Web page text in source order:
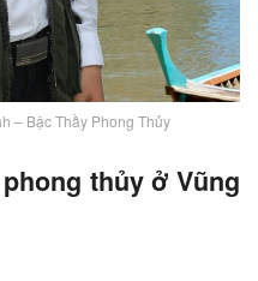
– Bậc Thầy Phong Thủy
thủy ở Vũng